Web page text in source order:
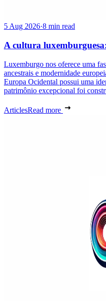
5 Aug 2026·8 min read
A cultura
Luxemburgo nos oferece uma
ancestrais e modernidade
Europa Ocidental possui uma
patrimônio excepcional foi
ArticlesRead more